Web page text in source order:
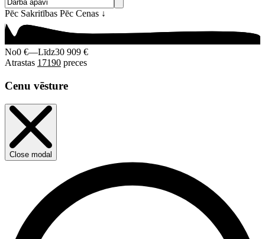
Pēc Sakritības Pēc Cenas ↓
No0 €—Līdz30 909 €
Atrastas 17190 preces
Cenu vēsture
Close modal